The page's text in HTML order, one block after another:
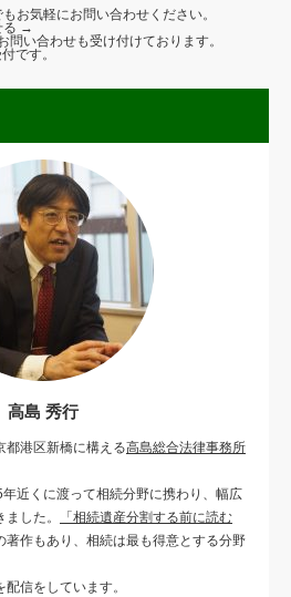
お気軽にお問い合わせください。
る →
問い合わせも受け付けております。
です。
高島 秀行
都港区新橋に構える高島総合法律事務所
近くに渡って相続分野に携わり、幅広
した。
「相続遺産分割する前に読む
著作もあり、相続は最も得意とする分野
信をしています。